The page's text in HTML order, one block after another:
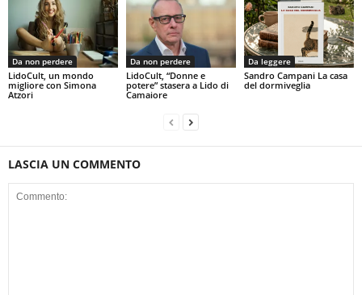
Da non perdere
LidoCult, un mondo
migliore con Simona
Atzori
Da non perdere
LidoCult, “Donne e
potere” stasera a Lido di
Camaiore
Da leggere
Sandro Campani La casa
del dormiveglia
LASCIA UN COMMENTO